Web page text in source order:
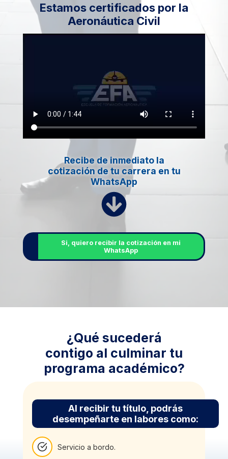
Estamos certificados por la
Aeronáutica Civil
Recibe de inmediato la
cotización de tu carrera en tu
WhatsApp
Si, quiero recibir la cotización en mi
WhatsApp
¿Qué sucederá
contigo al culminar tu
programa académico?
Al recibir tu título, podrás
desempeñarte en labores como:
Servicio a bordo.